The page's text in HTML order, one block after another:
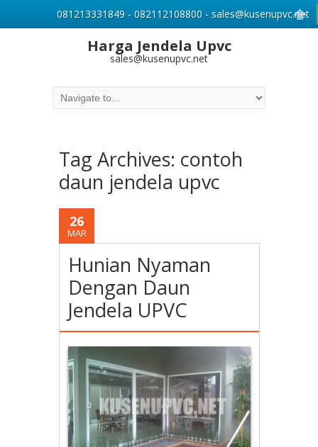
Harga Jendela Upvc
sales@kusenupvc.net
Tag Archives: contoh
daun jendela upvc
26
MAR
Hunian Nyaman
Dengan Daun
Jendela UPVC
081213331849 - 082112108800 - sales@kusenupvc.net